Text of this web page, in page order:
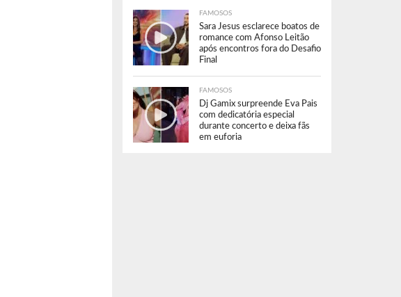
FAMOSOS
Sara Jesus esclarece boatos de
romance com Afonso Leitão
após encontros fora do Desafio
Final
FAMOSOS
Dj Gamix surpreende Eva Pais
com dedicatória especial
durante concerto e deixa fãs
em euforia